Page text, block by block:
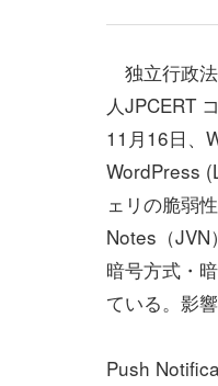
独立行政
人JPCERT
11月16日、
WordPress
ェリの脆弱
Notes（JVN
暗号方式・
ている。影
Push